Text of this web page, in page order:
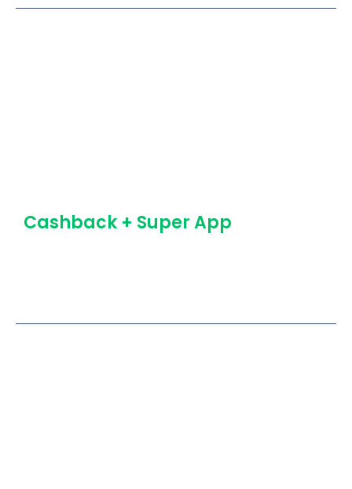
Cashback + Super App